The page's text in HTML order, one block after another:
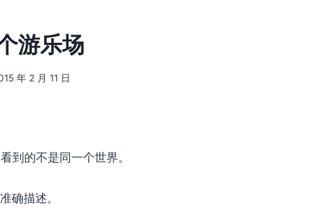
游乐场
年 2 月 11 日
到的不是同一个世界。
确描述。